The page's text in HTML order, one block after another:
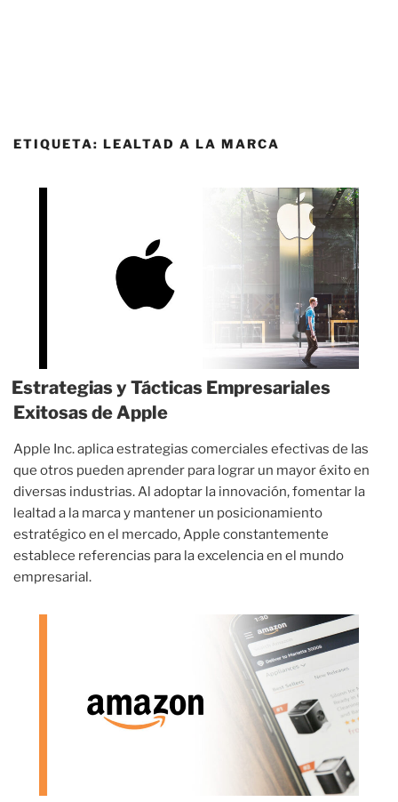
ETIQUETA: LEALTAD A LA MARCA
Estrategias y Tácticas Empresariales
Exitosas de Apple
Apple Inc. aplica estrategias comerciales efectivas de las
que otros pueden aprender para lograr un mayor éxito en
diversas industrias. Al adoptar la innovación, fomentar la
lealtad a la marca y mantener un posicionamiento
estratégico en el mercado, Apple constantemente
establece referencias para la excelencia en el mundo
empresarial.